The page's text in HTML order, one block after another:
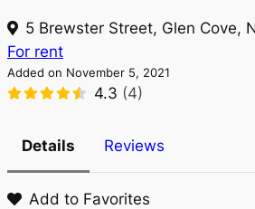
5 Brewster Street, Glen Cove,
For rent
Added on November 5, 2021
4.3 (4)
Details Reviews
Add to Favorites